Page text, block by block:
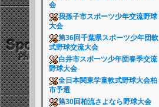
会
我孫子市スポーツ少年交流野球
大会
第36回千葉県スポーツ少年団軟
式野球交流大会
白井市スポーツ少年団春季交流
野球大会
全日本関東学童軟式野球大会柏
市予選
第30回柏流さよなら野球大会